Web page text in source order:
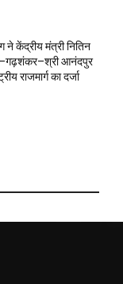
केंद्रीय मंत्री नितिन
आनंदपुर
राजमार्ग का दर्जा